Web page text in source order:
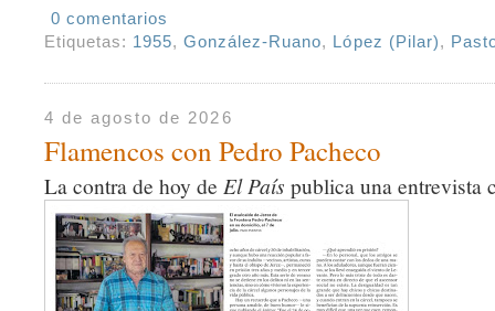
0 comentarios
Etiquetas: 1955,González-Ruano, López (Pilar),
4 de agosto de 2026
Flamencos con Pedro Pacheco
La contra de hoy de El País publica una entrevista